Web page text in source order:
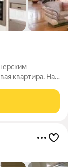
квартира. На
зимним садом.